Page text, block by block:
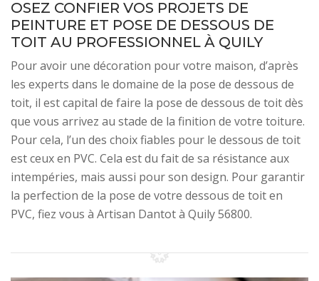
OSEZ CONFIER VOS PROJETS DE
PEINTURE ET POSE DE DESSOUS DE
TOIT AU PROFESSIONNEL À QUILY
Pour avoir une décoration pour votre maison, d’après
les experts dans le domaine de la pose de dessous de
toit, il est capital de faire la pose de dessous de toit dès
que vous arrivez au stade de la finition de votre toiture.
Pour cela, l’un des choix fiables pour le dessous de toit
est ceux en PVC. Cela est du fait de sa résistance aux
intempéries, mais aussi pour son design. Pour garantir
la perfection de la pose de votre dessous de toit en
PVC, fiez vous à Artisan Dantot à Quily 56800.